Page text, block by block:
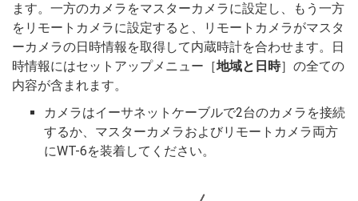
ます。一方のカメラをマスターカメラに設定し、もう一方
をリモートカメラに設定すると、リモートカメラがマスタ
ーカメラの日時情報を取得して内蔵時計を合わせます。日
時情報にはセットアップメニュー［地域と日時］の全ての
内容が含まれます。
カメラはイーサネットケーブルで2台のカメラを接続
するか、マスターカメラおよびリモートカメラ両方
にWT-6を装着してください。